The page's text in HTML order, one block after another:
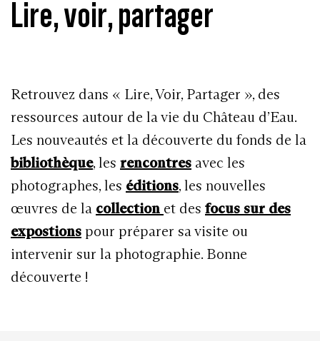
Lire, voir, partager
Retrouvez dans « Lire, Voir, Partager », des
ressources autour de la vie du Château d’Eau.
Les nouveautés et la découverte du fonds de la
bibliothèque, les rencontres avec les
photographes, les éditions, les nouvelles
œuvres de la collection et des focus sur des
expostions pour préparer sa visite ou
intervenir sur la photographie. Bonne
découverte !